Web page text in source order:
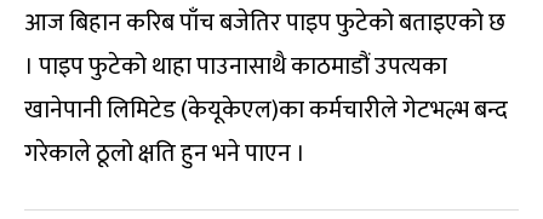
आज बिहान करिब पाँच बजेतिर पाइप फुटेको बताइएको छ
। पाइप फुटेको थाहा पाउनासाथै काठमाडौं उपत्यका
खानेपानी लिमिटेड (केयूकेएल)का कर्मचारीले गेटभल्भ बन्द
गरेकाले ठूलो क्षति हुन भने पाएन ।